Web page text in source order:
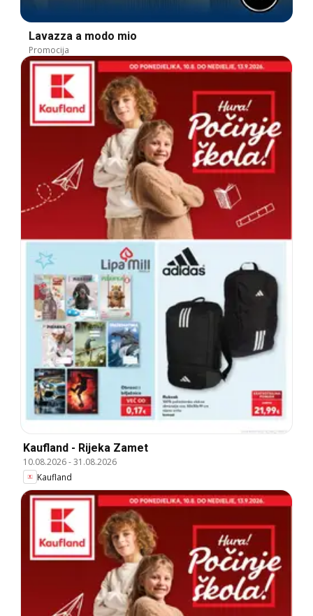
Lavazza a modo mio
Promocija
Kaufland - Rijeka Zamet
10.08.2026-31.08.2026
Kaufland